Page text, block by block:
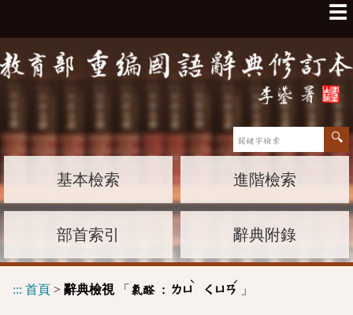
☰
基本檢索 進階檢索
部首索引 辭典附錄
::: 首頁 > 辭典檢視「 氯醛 : ㄌㄩ
ˋ
ㄑㄩㄢ
ˊ
」